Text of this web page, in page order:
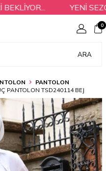
YENİ
ARA
0
PANTOLON
PANTOLON TSD240114 BEJ